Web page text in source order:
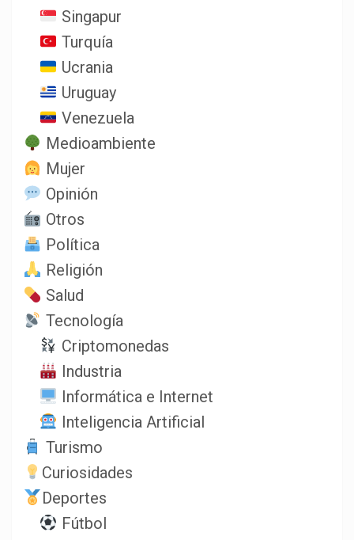
Singapur
Turquía
Ucrania
Uruguay
Venezuela
Medioambiente
Mujer
Opinión
Otros
Política
Religión
Salud
Tecnología
Criptomonedas
Industria
Informática e Internet
Inteligencia Artificial
Turismo
Curiosidades
Deportes
Fútbol